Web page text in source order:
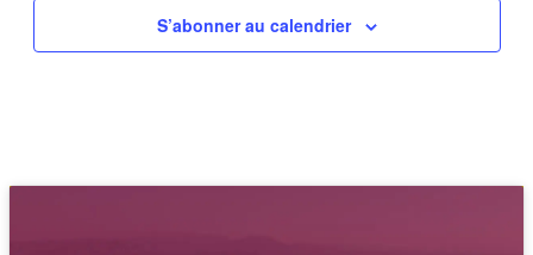
S’abonner au calendrier